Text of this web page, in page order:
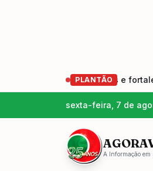
PLANTÃO
de produtores e fortalece
sexta-feira, 7 de
A Informação em